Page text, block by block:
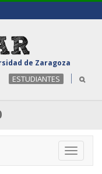
de Zaragoza
ESTUDIANTES
Toggle